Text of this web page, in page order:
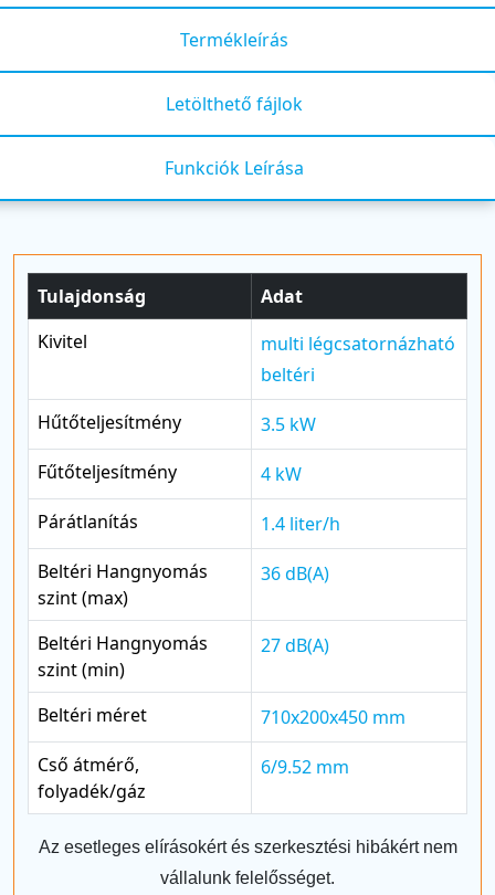
Termékleírás
Letölthető fájlok
Funkciók Leírása
Tulajdonság
Adat
Kivitel
multi légcsatornázható
beltéri
Hűtőteljesítmény
3.5 kW
Fűtőteljesítmény
4 kW
Párátlanítás
1.4 liter/h
Beltéri Hangnyomás
szint (max)
36 dB(A)
Beltéri Hangnyomás
szint (min)
27 dB(A)
Beltéri méret
710x200x450 mm
Cső átmérő,
folyadék/gáz
6/9.52 mm
Az esetleges elírásokért és szerkesztési hibákért nem
vállalunk felelősséget.